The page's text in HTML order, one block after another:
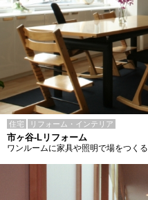
住宅 リフォーム・インテリア
市ヶ谷-Lリフォーム
ワンルームに家具や照明で場をつくる